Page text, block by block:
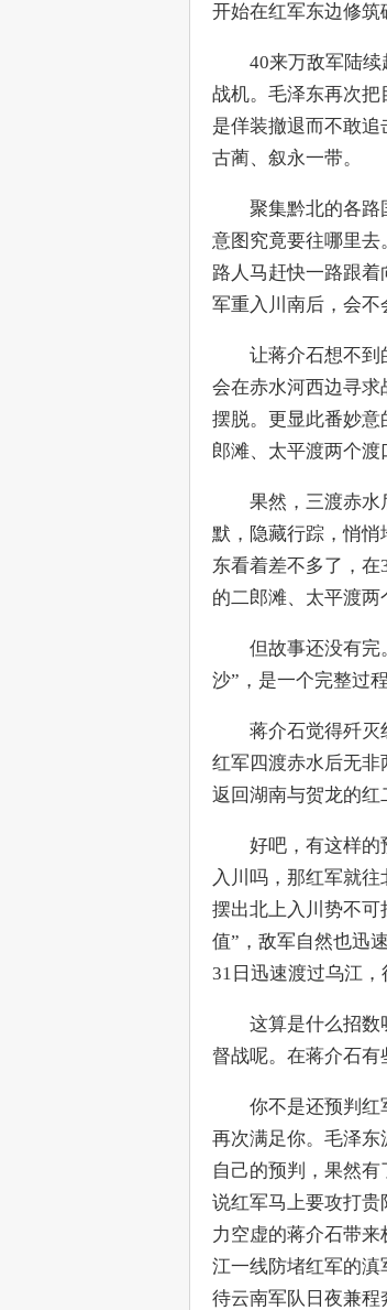
开始在红军东边修筑
40来万敌军陆续赶
战机。毛泽东再次
是佯装撤退而不敢
古蔺、叙永一带。
聚集黔北的各路国
意图究竟要往哪里
路人马赶快一路跟
军重入川南后，会不
让蒋介石想不到的
会在赤水河西边寻
摆脱。更显此番妙
郎滩、太平渡两个渡
果然，三渡赤水后
默，隐藏行踪，悄
东看着差不多了，
的二郎滩、太平渡两
但故事还没有完。
沙”，是一个完整过
蒋介石觉得歼灭红
红军四渡赤水后无
返回湖南与贺龙的红
好吧，有这样的预
入川吗，那红军就
摆出北上入川势不
值”，敌军自然也迅
31日迅速渡过乌江，
这算是什么招数呀
督战呢。在蒋介石有
你不是还预判红军
再次满足你。毛泽
自己的预判，果然
说红军马上要攻打
力空虚的蒋介石带
江一线防堵红军的滇
待云南军队日夜兼程